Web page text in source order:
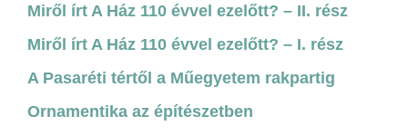
Miről írt A Ház 110 évvel ezelőtt? – II. rész
Miről írt A Ház 110 évvel ezelőtt? – I. rész
A Pasaréti tértől a Műegyetem rakpartig
Ornamentika az építészetben